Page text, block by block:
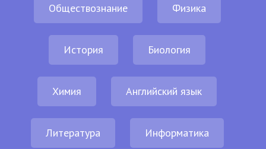
Обществознание Физика
История Биология
Химия Английский язык
Литература Информатика